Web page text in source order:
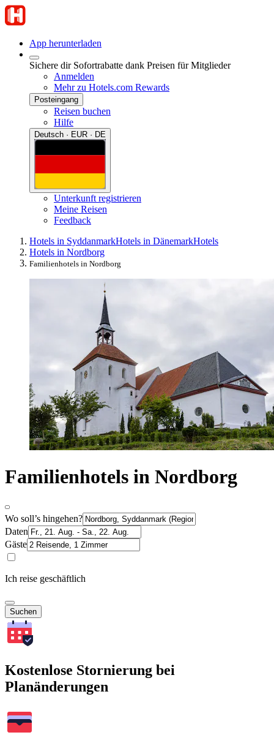
App herunterladen
Sichere dir Sofortrabatte dank Preisen für Mitglieder
Anmelden
Mehr zu Hotels.com Rewards
Posteingang
Reisen buchen
Hilfe
Deutsch · EUR · DE
Unterkunft registrieren
Meine Reisen
Feedback
Hotels in SyddanmarkHotels in DänemarkHotels
Hotels in Nordborg
Familienhotels in Nordborg
Familienhotels in Nordborg
Wo soll’s hingehen?
Daten
Gäste
Ich reise geschäftlich
Suchen
Kostenlose Stornierung bei
Planänderungen